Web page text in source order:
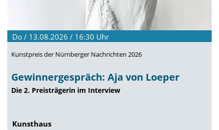
Do / 13.08.2026 / 16:30 Uhr
Kunstpreis der Nürnberger Nachrichten 2026
Gewinnergespräch: Aja von Loeper
Die 2. Preisträgerin im Interview
Kunsthaus